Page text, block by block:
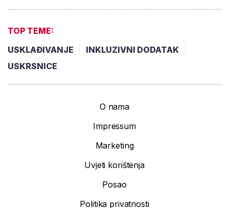
TOP TEME:
USKLAĐIVANJE
INKLUZIVNI DODATAK
USKRSNICE
O nama
Impressum
Marketing
Uvjeti korištenja
Posao
Politika privatnosti